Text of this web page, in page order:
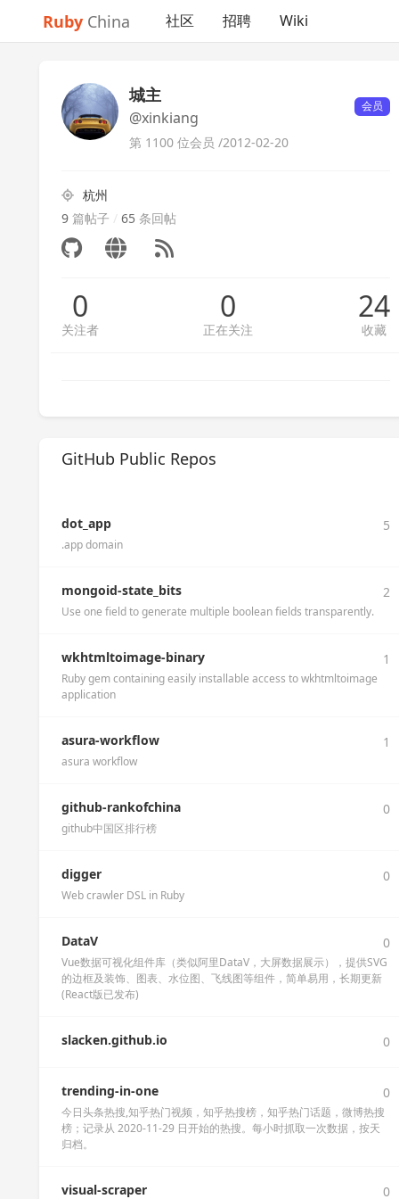
Ruby China 社区 招聘 Wiki
城主
@xinkiang
会员
第 1100 位会员 /2012-02-20
杭州
9 篇帖子 / 65 条回帖
0
关注者
0
正在关注
24
收藏
GitHub Public Repos
dot_app 5
.app domain
mongoid-state_bits 2
Use one field to generate multiple boolean fields transparently.
wkhtmltoimage-binary 1
Ruby gem containing easily installable access to wkhtmltoimage
application
asura-workflow 1
asura workflow
github-rankofchina 0
github中国区排行榜
digger 0
Web crawler DSL in Ruby
DataV 0
Vue数据可视化组件库（类似阿里DataV，大屏数据展示），提供SVG
的边框及装饰、图表、水位图、飞线图等组件，简单易用，长期更新
(React版已发布)
slacken.github.io 0
trending-in-one 0
今日头条热搜,知乎热门视频，知乎热搜榜，知乎热门话题，微博热搜
榜；记录从 2020-11-29 日开始的热搜。每小时抓取一次数据，按天
归档。
visual-scraper 0